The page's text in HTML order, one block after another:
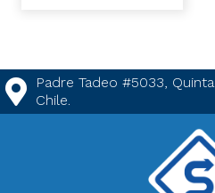
Padre Tadeo #5033,
Chile.